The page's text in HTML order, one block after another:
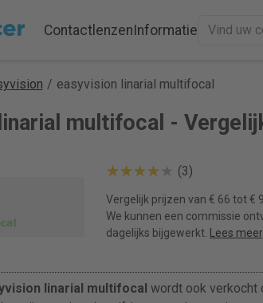
ContactlenzenInformatie
/ easyvision linarial multifocal
multifocal -
(3)
Vergelijk prijzen van € 66 tot €
We kunnen een commissie
dagelijks bijgewerkt. Lees meer.
linarial multifocal wordt ook verkocht